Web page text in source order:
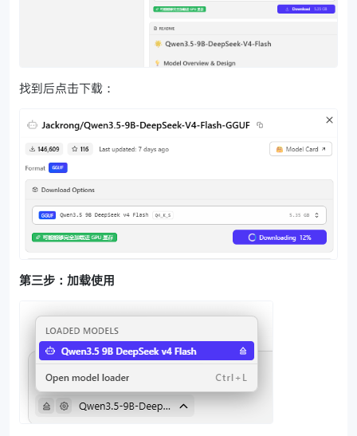
找到后点击下载：
第三步：加载使用